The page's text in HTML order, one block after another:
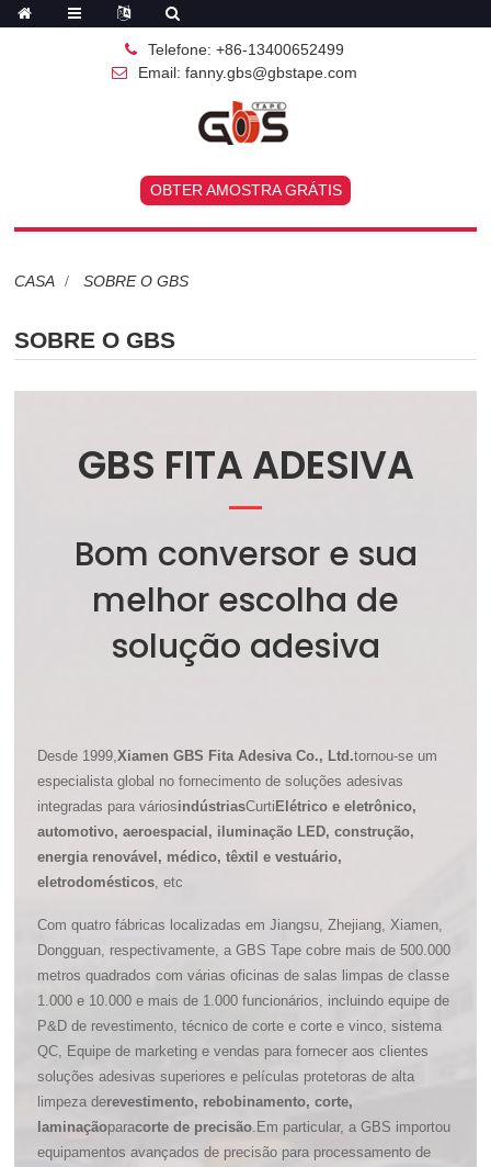
Telefone: +86-13400652499
Email: fanny.gbs@gbstape.com
OBTER AMOSTRA GRÁTIS
CASA SOBRE O GBS
SOBRE O GBS
GBS FITA ADESIVA
Bom conversor e sua
melhor escolha de
solução adesiva
Desde 1999, Xiamen GBS Fita Adesiva Co., Ltd.tornou-se um
especialista global no fornecimento de soluções adesivas
integradas para váriosindústriasCurti Elétrico e eletrônico,
automotivo, aeroespacial, iluminação LED, construção,
energia renovável, médico, têxtil e vestuário,
eletrodomésticos , etc
Com quatro fábricas localizadas em Jiangsu, Zhejiang, Xiamen,
Dongguan, respectivamente, a GBS Tape cobre mais de 500.000
metros quadrados com várias oficinas de salas limpas de classe
1.000 e 10.000 e mais de 1.000 funcionários, incluindo equipe de
P&D de revestimento, técnico de corte e corte e vinco, sistema
QC, Equipe de marketing e vendas para fornecer aos clientes
soluções adesivas superiores e películas protetoras de alta
limpeza derevestimento, rebobinamento, corte,
laminaçãoparacorte de precisão .Em particular, a GBS importou
equipamentos avançados de precisão para processamento de